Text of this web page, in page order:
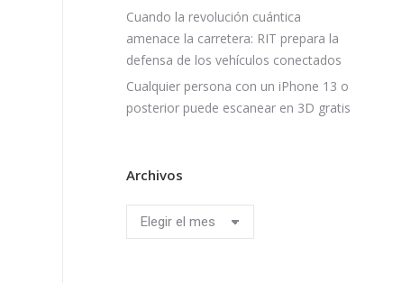
Cuando la revolución cuántica
amenace la carretera: RIT prepara la
defensa de los vehículos conectados
Cualquier persona con un iPhone 13 o
posterior puede escanear en 3D gratis
Archivos
Archivos